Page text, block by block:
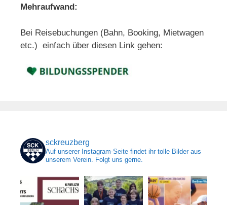
Mehraufwand:
Bei Reisebuchungen (Bahn, Booking, Mietwagen
etc.) einfach über diesen Link gehen:
sckreuzberg
Auf unserer Instagram-Seite findet ihr tolle Bilder aus
unserem Verein. Folgt uns gerne.